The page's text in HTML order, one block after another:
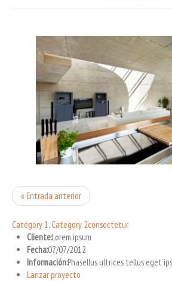
« Entrada anterior
Category 1,Category 2consectetur
Cliente:Lorem ipsum
Fecha:07/07/2012
Información:Phasellus ultrices tellus eget
Lanzar proyecto